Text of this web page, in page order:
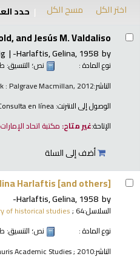
اختر الكل مسح الكل حدد
نتائج and Jesús M. Valdaliso.
by
Harlaftis, Gelina, 1958-
نوع المادة : نص؛ التنسيق:
الناشر:: Palgrave Macmillan, 2012
الوصول إلى الانترنت:en línea
الإتاحة:غير متاح: مكتبة اتحاد
أضف إلى السلة
Harlaftis [and others].
by
Harlaftis, Gelina, 1958-
السلاسل: of historical studies; 64.\
نوع المادة :
نص؛ التنسيق:
الناشر:Academic Studies ; 2010